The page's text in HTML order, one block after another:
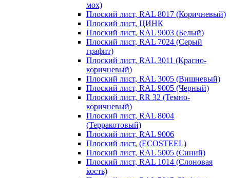
мох)
Плоский лист, RAL 8017 (Коричневый)
Плоский лист, ЦИНК
Плоский лист, RAL 9003 (Белый)
Плоский лист, RAL 7024 (Серый
графит)
Плоский лист, RAL 3011 (Красно-
коричневый)
Плоский лист, RAL 3005 (Вишневый)
Плоский лист, RAL 9005 (Черный)
Плоский лист, RR 32 (Темно-
коричневый)
Плоский лист, RAL 8004
(Терракотовый)
Плоский лист, RAL 9006
Плоский лист, (ECOSTEEL)
Плоский лист, RAL 5005 (Синий)
Плоский лист, RAL 1014 (Слоновая
кость)